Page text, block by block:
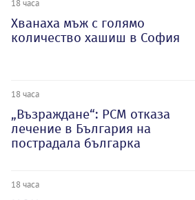
18 часа
Хванаха мъж с голямо
количество хашиш в София
18 часа
„Възраждане“: РСМ отказа
лечение в България на
пострадала българка
18 часа